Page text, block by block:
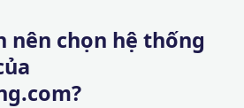
nên chọn hệ thống